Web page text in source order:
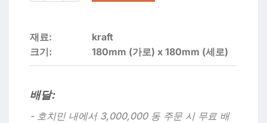
재료:
kraft
크기:
180mm (가로) x 180mm (세로)
배달:
- 호치민 내에서 3,000,000 동 주문 시 무료 배